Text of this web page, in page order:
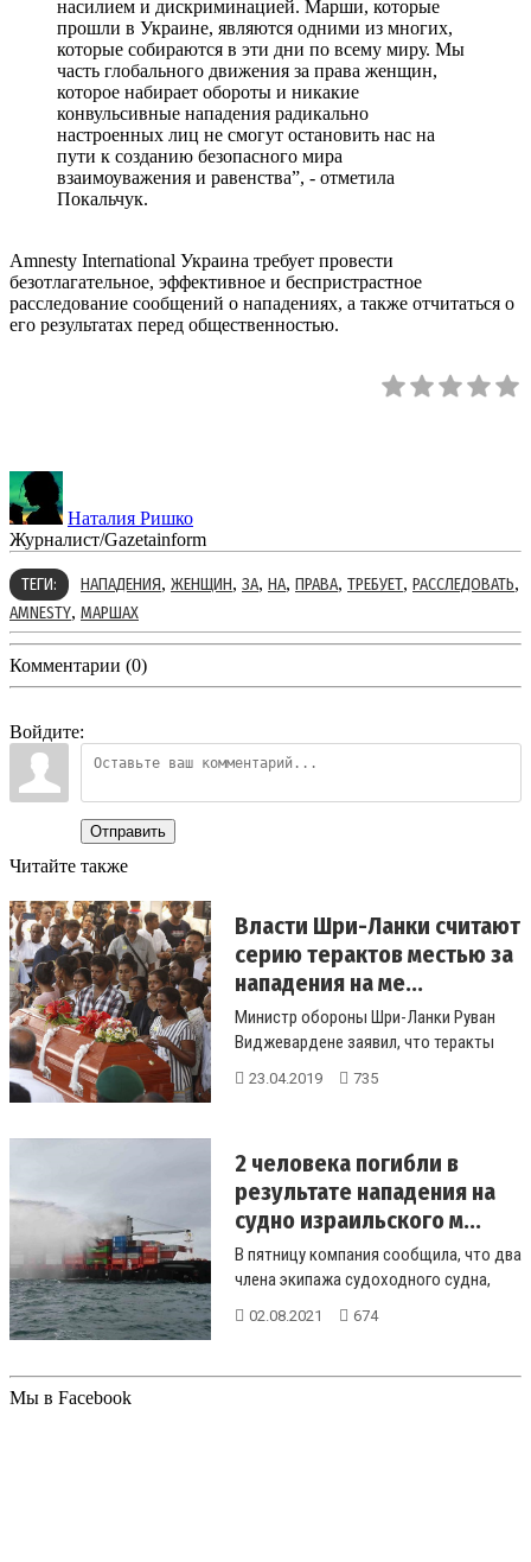
насилием и дискриминацией. Марши, которые
прошли в Украине, являются одними из многих,
которые собираются в эти дни по всему миру. Мы
часть глобального движения за права женщин,
которое набирает обороты и никакие
конвульсивные нападения радикально
настроенных лиц не смогут остановить нас на
пути к созданию безопасного мира
взаимоуважения и равенства”, - отметила
Покальчук.
Amnesty International Украина требует провести
безотлагательное, эффективное и беспристрастное
расследование сообщений о нападениях, а также отчитаться о
его результатах перед общественностью.
Наталия Ришко
Журналист/Gazetainform
ТЕГИ: НАПАДЕНИЯ, ЖЕНЩИН, ЗА, НА, ПРАВА, ТРЕБУЕТ, РАССЛЕДОВАТЬ,
AMNESTY, МАРШАХ
Комментарии (0)
Войдите:
Отправить
Читайте также
Власти Шри-Ланки считают
серию терактов местью за
нападения на ме...
Министр обороны Шри-Ланки Руван
Виджевардене заявил, что теракты
организовала местная исламистская
23.04.2019 735
2 человека погибли в
результате нападения на
судно израильского м...
В пятницу компания сообщила, что два
члена экипажа судоходного судна,
принадлежащего израильскому ма...
02.08.2021 674
Мы в Facebook